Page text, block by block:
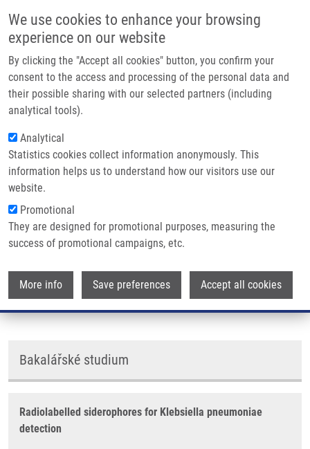
We use cookies to enhance your browsing
experience on our website
By clicking the "Accept all cookies" button, you confirm your
consent to the access and processing of the personal data and
their possible sharing with our selected partners (including
analytical tools).
Analytical
Statistics cookies collect information anonymously. This
information helps us to understand how our visitors use our
website.
Promotional
They are designed for promotional purposes, measuring the
success of promotional campaigns, etc.
More info Save preferences Accept all cookies
Main
Domů
Partner institutions
Technologie a služby
Kontakt
Drobečková navigace
Domů Growková Tereza
Growková Tereza
Skupiny: BAKALÁŘSKÝ STUDENT,
ÚMTM, LEM
Bakalářské studium
Radiolabelled siderophores for Klebsiella pneumoniae
detection